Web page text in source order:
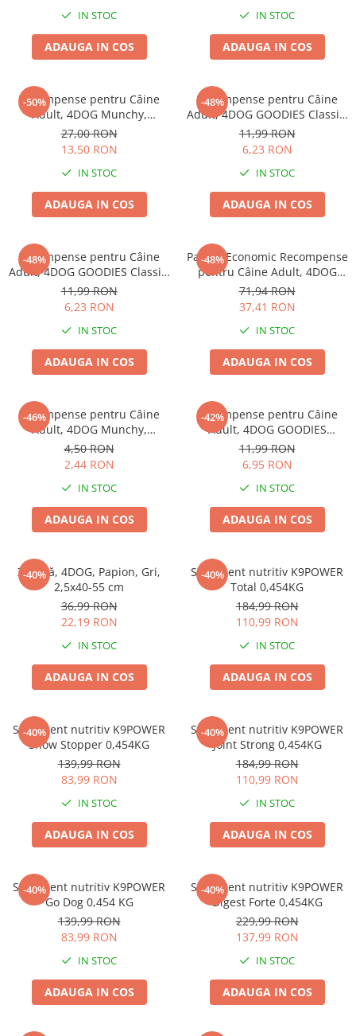
Haine Câini
Zgărzi & HamuriIN STOC
ADAUGA IN COS
IN STOC
ADAUGA IN COS
-50%
Recompense pentru Câine
Adult, 4DOG Munchy,
Batoane, Vită, 12.5cm, 100
bucăți
27,00 RON
13,50 RON
IN STOC
ADAUGA IN COS
-48%
Recompense pentru Câine
Adult, 4DOG GOODIES Classic,
Strips de Pui, 100g
11,99 RON
6,23 RON
IN STOC
ADAUGA IN COS
-48%
Recompense pentru Câine
Adult, 4DOG GOODIES Classic,
Sticks cu Pui și Orez, 100g
11,99 RON
6,23 RON
IN STOC
ADAUGA IN COS
-48%
Pachet Economic Recompense
pentru Câine Adult, 4DOG
GOODIES Barbecue, Cotlete
de Miel, 6x100g
71,94 RON
37,41 RON
IN STOC
ADAUGA IN COS
-46%
Recompense pentru Câine
Adult, 4DOG Munchy,
Batoane, Vită, 12.5cm, 10
bucăți
4,50 RON
2,44 RON
IN STOC
ADAUGA IN COS
-42%
Recompense pentru Câine
Adult, 4DOG GOODIES
Barbecue, Cotlete de Miel,
100g
11,99 RON
6,95 RON
IN STOC
ADAUGA IN COS
-40%
Zgardă, 4DOG, Papion, Gri,
2,5x40-55 cm
36,99 RON
22,19 RON
IN STOC
ADAUGA IN COS
-40%
Supliment nutritiv K9POWER
Total 0,454KG
184,99 RON
110,99 RON
IN STOC
ADAUGA IN COS
-40%
Supliment nutritiv K9POWER
Show Stopper 0,454KG
139,99 RON
83,99 RON
IN STOC
ADAUGA IN COS
-40%
Supliment nutritiv K9POWER
Joint Strong 0,454KG
184,99 RON
110,99 RON
IN STOC
ADAUGA IN COS
-40%
Supliment nutritiv K9POWER
Go Dog 0,454 KG
139,99 RON
83,99 RON
IN STOC
ADAUGA IN COS
-40%
Supliment nutritiv K9POWER
Digest Forte 0,454KG
229,99 RON
137,99 RON
IN STOC
ADAUGA IN COS